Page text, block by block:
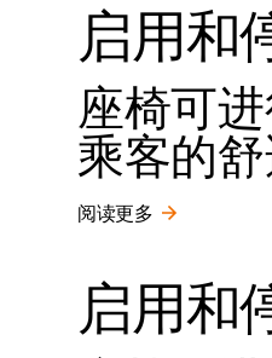
启用和
座椅可
乘客的舒
阅读更多
启用和